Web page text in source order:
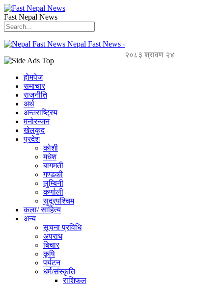
Fast Nepal News
Nepal Fast News -
२०८३ श्रावण २४
होमपेज
समाचार
राजनीति
अर्थ
अन्तराष्ट्रिय
मनोरन्जन
खेलकुद
प्रदेश
कोशी
मधेश
बागमती
गण्डकी
लुम्बिनी
कर्णाली
सुदूरपश्चिम
कला/ साहित्य
अन्य
सूचना प्रविधि
अपराध
बिचार
कृषि
पर्यटन
धर्म/संस्कृति
राशिफल